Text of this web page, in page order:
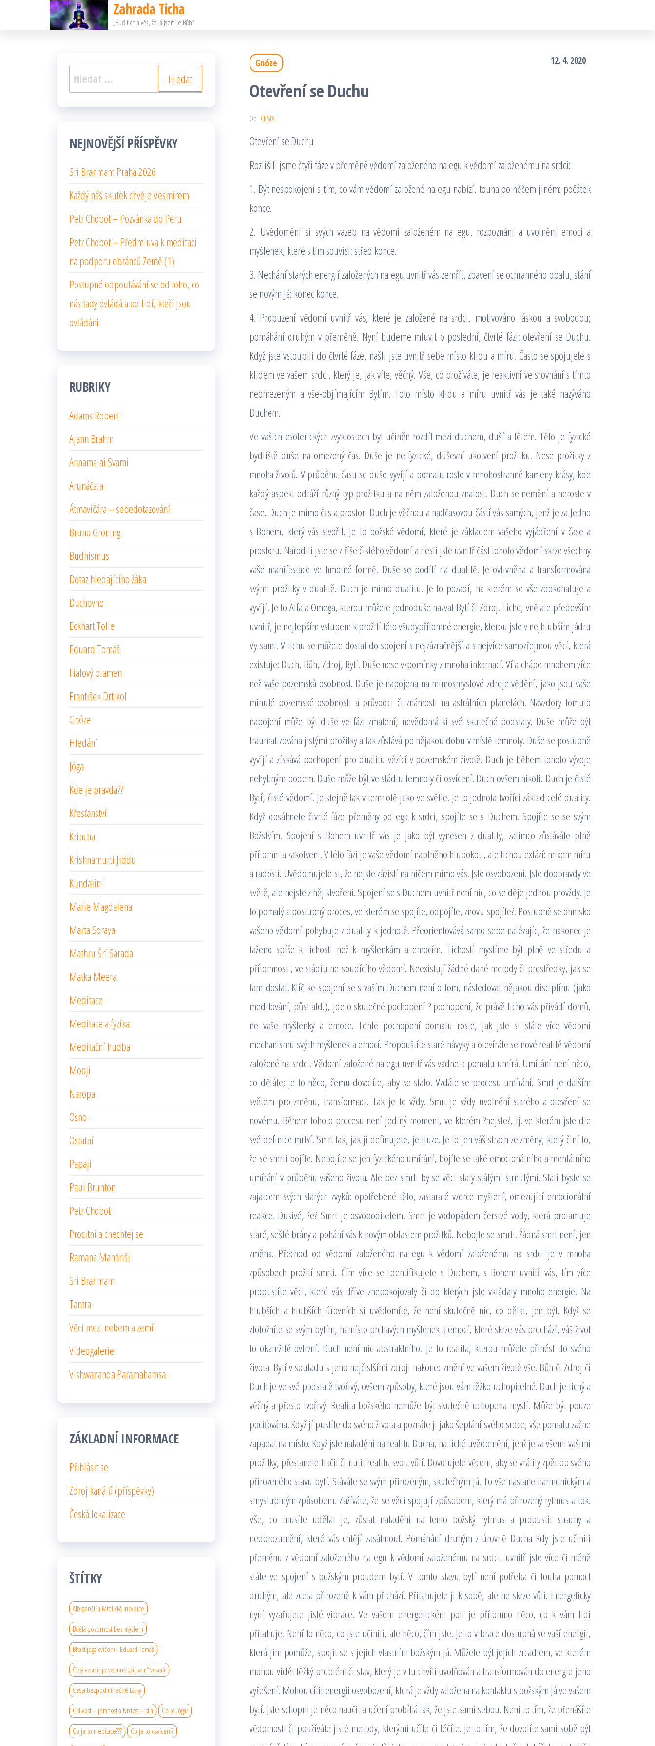
Zahrada Ticha
„Buď tich a věz, že Já Jsem je Bůh“
Gnóze 12. 4. 2020
Otevření se Duchu
Od CESTA
Otevření se Duchu
Rozlišili jsme čtyři fáze v přeměně vědomí založeného na egu k vědomí založenému na srdci:
1. Být nespokojení s tím, co vám vědomí založené na egu nabízí, touha po něčem jiném: počátek
konce.
2. Uvědomění si svých vazeb na vědomí založeném na egu, rozpoznání a uvolnění emocí a
myšlenek, které s tím souvisí: střed konce.
3. Nechání starých energií založených na egu uvnitř vás zemřít, zbavení se ochranného obalu, stání
se novým Já: konec konce.
4. Probuzení vědomí uvnitř vás, které je založené na srdci, motivováno láskou a svobodou;
pomáhání druhým v přeměně. Nyní budeme mluvit o poslední, čtvrté fázi: otevření se Duchu.
Když jste vstoupili do čtvrté fáze, našli jste uvnitř sebe místo klidu a míru. Často se spojujete s
klidem ve vašem srdci, který je, jak víte, věčný. Vše, co prožíváte, je reaktivní ve srovnání s tímto
neomezeným a vše-objímajícím Bytím. Toto místo klidu a míru uvnitř vás je také nazýváno
Duchem.
Ve vašich esoterických zvyklostech byl učiněn rozdíl mezi duchem, duší a tělem. Tělo je fyzické
bydliště duše na omezený čas. Duše je ne-fyzické, duševní ukotvení prožitku. Nese prožitky z
mnoha životů. V průběhu času se duše vyvíjí a pomalu roste v mnohostranné kameny krásy, kde
každý aspekt odráží různý typ prožitku a na něm založenou znalost. Duch se nemění a neroste v
čase. Duch je mimo čas a prostor. Duch je věčnou a nadčasovou částí vás samých, jenž je za Jedno
s Bohem, který vás stvořil. Je to božské vědomí, které je základem vašeho vyjádření v čase a
prostoru. Narodili jste se z říše čistého vědomí a nesli jste uvnitř část tohoto vědomí skrze všechny
vaše manifestace ve hmotné formě. Duše se podílí na dualitě. Je ovlivněna a transformována
svými prožitky v dualitě. Duch je mimo dualitu. Je to pozadí, na kterém se vše zdokonaluje a
vyvíjí. Je to Alfa a Omega, kterou můžete jednoduše nazvat Bytí či Zdroj. Ticho, vně ale především
uvnitř, je nejlepším vstupem k prožití této všudypřítomné energie, kterou jste v nejhlubším jádru
Vy sami. V tichu se můžete dostat do spojení s nejzázračnější a s nejvíce samozřejmou věcí, která
existuje: Duch, Bůh, Zdroj, Bytí. Duše nese vzpomínky z mnoha inkarnací. Ví a chápe mnohem více
než vaše pozemská osobnost. Duše je napojena na mimosmyslové zdroje vědění, jako jsou vaše
minulé pozemské osobnosti a průvodci či známosti na astrálních planetách. Navzdory tomuto
napojení může být duše ve fázi zmatení, nevědomá si své skutečné podstaty. Duše může být
traumatizována jistými prožitky a tak zůstává po nějakou dobu v místě temnoty. Duše se postupně
vyvíjí a získává pochopení pro dualitu vězící v pozemském životě. Duch je během tohoto vývoje
nehybným bodem. Duše může být ve stádiu temnoty či osvícení. Duch ovšem nikoli. Duch je čisté
Bytí, čisté vědomí. Je stejně tak v temnotě jako ve světle. Je to jednota tvořící základ celé duality.
Když dosáhnete čtvrté fáze přeměny od ega k srdci, spojíte se s Duchem. Spojíte se se svým
Božstvím. Spojení s Bohem uvnitř vás je jako být vynesen z duality, zatímco zůstáváte plně
přítomni a zakotveni. V této fázi je vaše vědomí naplněno hlubokou, ale tichou extází: mixem míru
a radosti. Uvědomujete si, že nejste závislí na ničem mimo vás. Jste osvobozeni. Jste doopravdy ve
světě, ale nejste z něj stvořeni. Spojení se s Duchem uvnitř není nic, co se děje jednou provždy. Je
to pomalý a postupný proces, ve kterém se spojíte, odpojíte, znovu spojíte?. Postupně se ohnisko
vašeho vědomí pohybuje z duality k jednotě. Přeorientovává samo sebe nalézajíc, že nakonec je
taženo spíše k tichosti než k myšlenkám a emocím. Tichostí myslíme být plně ve středu a
přítomnosti, ve stádiu ne-soudícího vědomí. Neexistují žádné dané metody či prostředky, jak se
tam dostat. Klíč ke spojení se s vaším Duchem není o tom, následovat nějakou disciplínu (jako
meditování, půst atd.), jde o skutečné pochopení ? pochopení, že právě ticho vás přivádí domů,
ne vaše myšlenky a emoce. Tohle pochopení pomalu roste, jak jste si stále více vědomi
mechanismu svých myšlenek a emocí. Propouštíte staré návyky a otevíráte se nové realitě vědomí
založené na srdci. Vědomí založené na egu uvnitř vás vadne a pomalu umírá. Umírání není něco,
co děláte; je to něco, čemu dovolíte, aby se stalo. Vzdáte se procesu umírání. Smrt je dalším
světem pro změnu, transformaci. Tak je to vždy. Smrt je vždy uvolnění starého a otevření se
novému. Během tohoto procesu není jediný moment, ve kterém ?nejste?, tj. ve kterém jste dle
své definice mrtví. Smrt tak, jak ji definujete, je iluze. Je to jen váš strach ze změny, který činí to,
že se smrti bojíte. Nebojíte se jen fyzického umírání, bojíte se také emocionálního a mentálního
umírání v průběhu vašeho života. Ale bez smrti by se věci staly stálými strnulými. Stali byste se
zajatcem svých starých zvyků: opotřebené tělo, zastaralé vzorce myšlení, omezující emocionální
reakce. Dusivé, že? Smrt je osvoboditelem. Smrt je vodopádem čerstvé vody, která prolamuje
staré, sešlé brány a pohání vás k novým oblastem prožitků. Nebojte se smrti. Žádná smrt není, jen
změna. Přechod od vědomí založeného na egu k vědomí založenému na srdci je v mnoha
způsobech prožití smrti. Čím více se identifikujete s Duchem, s Bohem uvnitř vás, tím více
propustíte věci, které vás dříve znepokojovaly či do kterých jste vkládaly mnoho energie. Na
hlubších a hlubších úrovních si uvědomíte, že není skutečně nic, co dělat, jen být. Když se
ztotožníte se svým bytím, namísto prchavých myšlenek a emocí, které skrze vás prochází, váš život
to okamžitě ovlivní. Duch není nic abstraktního. Je to realita, kterou můžete přinést do svého
života. Bytí v souladu s jeho nejčistšími zdroji nakonec změní ve vašem životě vše. Bůh či Zdroj či
Duch je ve své podstatě tvořivý, ovšem způsoby, které jsou vám těžko uchopitelné. Duch je tichý a
věčný a přesto tvořivý. Realita božského nemůže být skutečně uchopena myslí. Může být pouze
pociťována. Když jí pustíte do svého života a poznáte ji jako šeptání svého srdce, vše pomalu začne
zapadat na místo. Když jste naladěni na realitu Ducha, na tiché uvědomění, jenž je za všemi vašimi
prožitky, přestanete tlačit či nutit realitu svou vůlí. Dovolujete věcem, aby se vrátily zpět do svého
přirozeného stavu bytí. Stáváte se svým přirozeným, skutečným Já. To vše nastane harmonickým a
smysluplným způsobem. Zažíváte, že se věci spojují způsobem, který má přirozený rytmus a tok.
Vše, co musíte udělat je, zůstat naladěni na tento božský rytmus a propustit strachy a
nedorozumění, které vás chtějí zasáhnout. Pomáhání druhým z úrovně Ducha Kdy jste učinili
přeměnu z vědomí založeného na egu k vědomí založenému na srdci, uvnitř jste více či méně
stále ve spojení s božským proudem bytí. V tomto stavu bytí není potřeba či touha pomoct
druhým, ale zcela přirozeně k vám přichází. Přitahujete ji k sobě, ale ne skrze vůli. Energeticky
nyní vyzařujete jisté vibrace. Ve vašem energetickém poli je přítomno něco, co k vám lidi
přitahuje. Není to něco, co jste učinili, ale něco, čím jste. Je to vibrace dostupná ve vaší energii,
která jim pomůže, spojit se s jejich vlastním božským Já. Můžete být jejich zrcadlem, ve kterém
mohou vidět těžký problém či stav, který je v tu chvíli uvolňován a transformován do energie jeho
vyřešení. Mohou cítit energii osvobození, která je vždy založena na kontaktu s božským Já ve vašem
bytí. Jste schopni je něco naučit a učení probíhá tak, že jste sami sebou. Není to tím, že přenášíte
vědomosti či používáte jisté metody, kterými učíte či léčíte. Je to tím, že dovolíte sami sobě být
Vyhledávání
NEJNOVĚJŠÍ PŘÍSPĚVKY
Sri Brahmam Praha 2026
Každý náš skutek chvěje Vesmírem
Petr Chobot – Pozvánka do Peru
Petr Chobot – Předmluva k meditaci
na podporu obránců Země (1)
Postupné odpoutávání se od toho, co
nás tady ovládá a od lidí, kteří jsou
ovládáni
RUBRIKY
Adams Robert
Ajahn Brahm
Annamalai Svami
Arunáčala
Átmavičára – sebedotazování
Bruno Gröning
Budhismus
Dotaz hledajícího žáka
Duchovno
Eckhart Tolle
Eduard Tomáš
Fialový plamen
František Drtikol
Gnóze
Hledání
Jóga
Kde je pravda??
Křesťanství
Krincha
Krishnamurti Jiddu
Kundalini
Marie Magdalena
Marta Soraya
Mathru Šrí Sárada
Matka Meera
Meditace
Meditace a fyzika
Meditační hudba
Mooji
Naropa
Osho
Ostatní
Papaji
Paul Brunton
Petr Chobot
Procitni a chechtej se
Ramana Maháriši
Sri Brahmam
Tantra
Věci mezi nebem a zemí
Videogalerie
Vishwananda Paramahamsa
ZÁKLADNÍ INFORMACE
Přihlásit se
Zdroj kanálů (příspěvky)
Česká lokalizace
ŠTÍTKY
Albigenští a katolická inkvizice
Bdělá pozornost bez myšlení
Bhaktijoga cvičení - Eduard Tomáš
Celý vesmír je ve mně „Já jsem“ vesmír
Cesta bezpodmínečné Lásky
Citlivost – jemnost a tvrdost – síla Co je Jóga?
Co je to meditace??? Co je to osvícení?